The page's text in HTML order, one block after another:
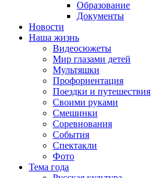
Образование
Документы
Новости
Наша жизнь
Видеосюжеты
Мир глазами детей
Мультяшки
Профориентация
Поездки и путешествия
Своими руками
Смешинки
Соревнования
События
Спектакли
Фото
Тема года